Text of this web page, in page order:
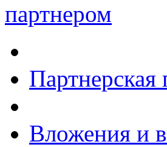
партнером
Партнерская
Вложения и